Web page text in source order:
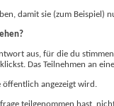
damit sie (zum Beispiel)
aus, für die du
Das Teilnehmen an
öffentlich angezeigt wird.